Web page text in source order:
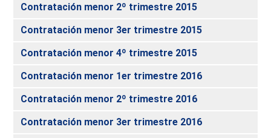
Contratación menor 2º trimestre 2015
Contratación menor 3er trimestre 2015
Contratación menor 4º trimestre 2015
Contratación menor 1er trimestre 2016
Contratación menor 2º trimestre 2016
Contratación menor 3er trimestre 2016